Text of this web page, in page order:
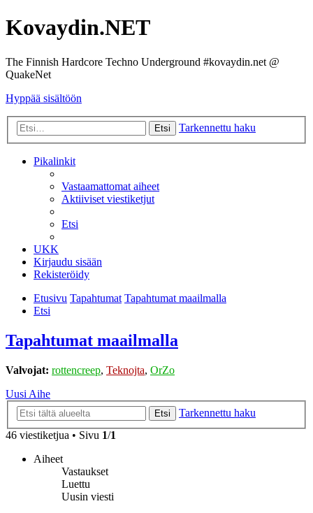
Kovaydin.NET
The Finnish Hardcore Techno Underground #kovaydin.net @
QuakeNet
Hyppää sisältöön
Etsi Tarkennettu haku
Pikalinkit
Vastaamattomat aiheet
Aktiiviset viestiketjut
Etsi
UKK
Kirjaudu sisään
Rekisteröidy
Etusivu Tapahtumat Tapahtumat maailmalla
Etsi
Tapahtumat maailmalla
Valvojat: rottencreep, Teknojta, OrZo
Uusi Aihe
Etsi
Tarkennettu haku
46 viestiketjua • Sivu 1/1
Aiheet
Vastaukset
Luettu
Uusin viesti